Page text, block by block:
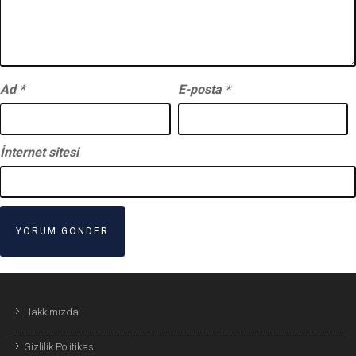
Ad * E-posta *
İnternet sitesi
Hakkımızda
Gizlilik Politikası